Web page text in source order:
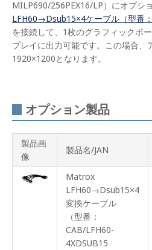
MILP690/256PEX16/LP）にオプシ
LFH60→Dsub15×4ケーブル（型番
を接続して、1枚のグラフィックボ
プレイに出力可能です。この場合、
1920×1200となります。
オプション製品
製品画
像
製品名/JAN
Matrox
LFH60→Dsub15×4
変換ケーブル
（型番：
CAB/LFH60-
4XDSUB15